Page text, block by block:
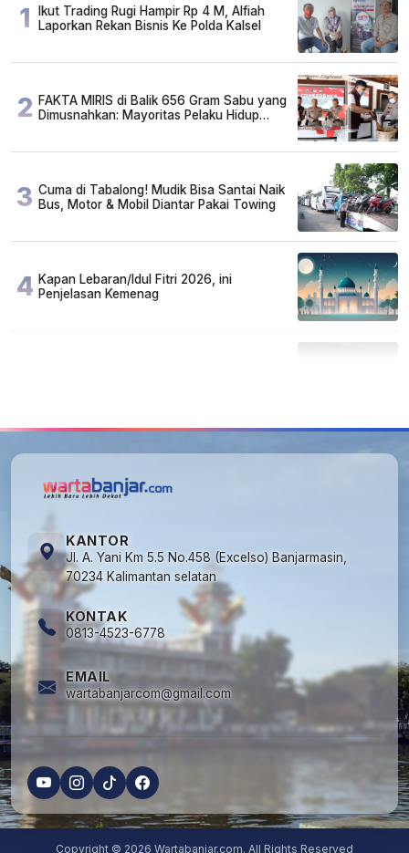
1
Ikut Trading Rugi Hampir Rp 4 M, Alfiah
Laporkan Rekan Bisnis Ke Polda Kalsel
2 FAKTA MIRIS di Balik 656 Gram Sabu yang
Dimusnahkan: Mayoritas Pelaku Hidup
3 Cuma di Tabalong! Mudik Bisa Santai Naik
Bus, Motor & Mobil Diantar Pakai Towing
4 Kapan Lebaran/Idul Fitri 2026, ini
Penjelasan Kemenag
KANTOR
Jl. A. Yani Km 5.5 No.458 (Excelso) Banjarmasin,
70234 Kalimantan selatan
KONTAK
0813-4523-6778
EMAIL
wartabanjarcom@gmail.com
Copyright © 2026 Wartabanjar.com. All Rights Reserved